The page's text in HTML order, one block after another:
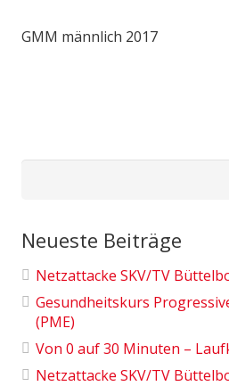
GMM männlich 2017
Neueste Beiträge
Netzattacke SKV/TV
Gesundheitskurs
(PME)
Von 0 auf 30 Minuten –
Netzattacke SKV/TV